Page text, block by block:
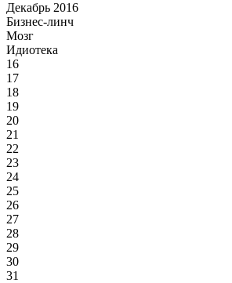
Декабрь 2016
Бизнес-линч
Мозг
Идиотека
16
17
18
19
20
21
22
23
24
25
26
27
28
29
30
31